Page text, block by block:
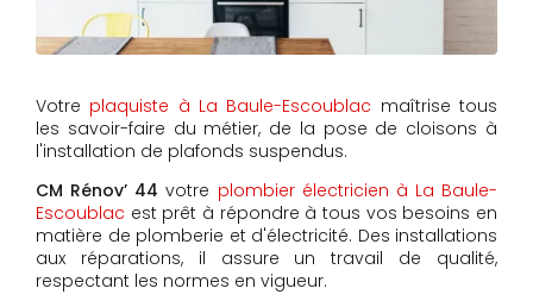
Votre plaquiste à La Baule-Escoublac maîtrise tous
les savoir-faire du métier, de la pose de cloisons à
l'installation de plafonds suspendus.
CM Rénov’ 44 votre plombier électricien à La Baule-
Escoublac est prêt à répondre à tous vos besoins en
matière de plomberie et d'électricité. Des installations
aux réparations, il assure un travail de qualité,
respectant les normes en vigueur.